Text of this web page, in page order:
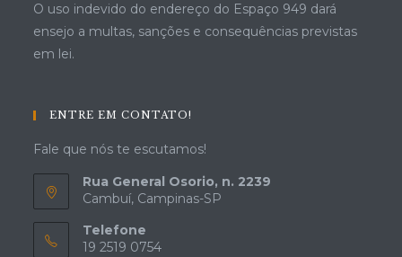
O uso indevido do endereço do Espaço 949 dará
ensejo a multas, sanções e consequências previstas
em lei.
ENTRE EM CONTATO!
Fale que nós te escutamos!
Rua General Osorio, n. 2239
Cambuí, Campinas-SP
Telefone
19 2519 0754